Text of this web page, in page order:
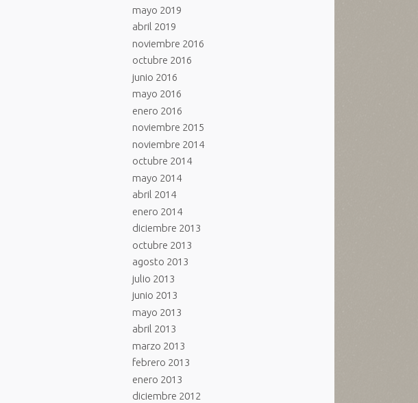
mayo 2019
abril 2019
noviembre 2016
octubre 2016
junio 2016
mayo 2016
enero 2016
noviembre 2015
noviembre 2014
octubre 2014
mayo 2014
abril 2014
enero 2014
diciembre 2013
octubre 2013
agosto 2013
julio 2013
junio 2013
mayo 2013
abril 2013
marzo 2013
febrero 2013
enero 2013
diciembre 2012